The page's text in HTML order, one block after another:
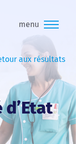
menu
aux résultats